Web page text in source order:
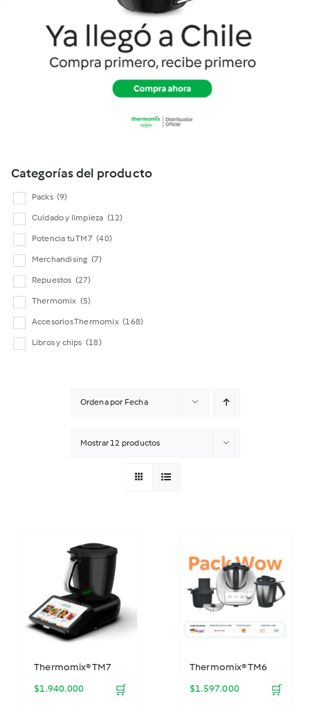
Cookidoo
Categorías del producto
Packs (9)
Cuidado y limpieza (12)
Potencia tu TM7 (40)
Merchandising (7)
Repuestos (27)
Thermomix (5)
Accesorios Thermomix (168)
Libros y chips (18)
Ordena por Fecha
Mostrar12 productos
Thermomix® TM7
$1.940.000 🛒
Thermomix® TM6
$1.597.000 🛒